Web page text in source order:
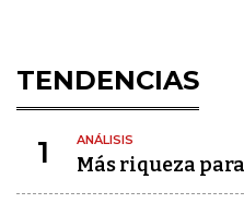
TENDENCIAS
1 ANÁLISIS
Más riqueza